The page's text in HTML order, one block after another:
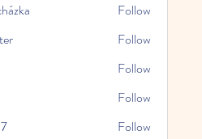
Follow
Follow
Follow
Follow
Follow